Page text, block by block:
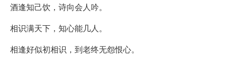
酒逢知己饮，诗向会人吟。
相识满天下，知心能几人。
相逢好似初相识，到老终无怨恨心。